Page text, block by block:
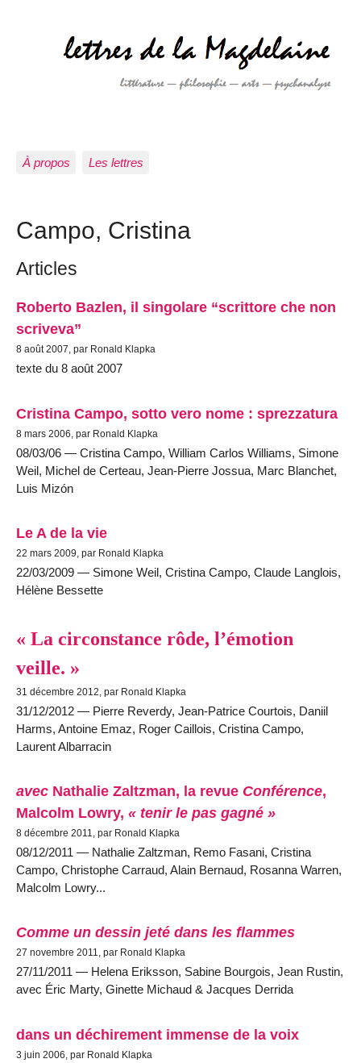
À propos Les lettres
Campo, Cristina
Articles
Roberto Bazlen, il singolare “scrittore che non
scriveva”
8 août 2007, par Ronald Klapka
texte du 8 août 2007
Cristina Campo, sotto vero nome : sprezzatura
8 mars 2006, par Ronald Klapka
08/03/06 — Cristina Campo, William Carlos Williams, Simone
Weil, Michel de Certeau, Jean-Pierre Jossua, Marc Blanchet,
Luis Mizón
Le A de la vie
22 mars 2009, par Ronald Klapka
22/03/2009 — Simone Weil, Cristina Campo, Claude Langlois,
Hélène Bessette
« La circonstance rôde, l’émotion
veille. »
31 décembre 2012, par Ronald Klapka
31/12/2012 — Pierre Reverdy, Jean-Patrice Courtois, Daniil
Harms, Antoine Emaz, Roger Caillois, Cristina Campo,
Laurent Albarracin
avec Nathalie Zaltzman, la revue Conférence,
Malcolm Lowry, « tenir le pas gagné »
8 décembre 2011, par Ronald Klapka
08/12/2011 — Nathalie Zaltzman, Remo Fasani, Cristina
Campo, Christophe Carraud, Alain Bernaud, Rosanna Warren,
Malcolm Lowry...
Comme un dessin jeté dans les flammes
27 novembre 2011, par Ronald Klapka
27/11/2011 — Helena Eriksson, Sabine Bourgois, Jean Rustin,
avec Éric Marty, Ginette Michaud & Jacques Derrida
dans un déchirement immense de la voix
3 juin 2006, par Ronald Klapka